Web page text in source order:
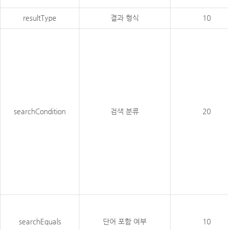
resultType 결과 형식 10
searchCondition 검색 분류 20
searchEquals 단어 포함 여부 10